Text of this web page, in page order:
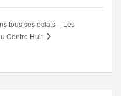
tous ses éclats – Les
Centre Huit